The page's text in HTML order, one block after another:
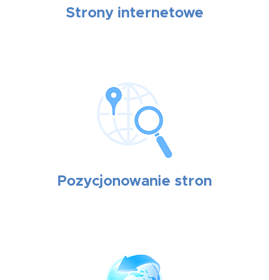
Strony internetowe
Pozycjonowanie stron